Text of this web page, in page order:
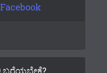
ಬರೆಯಬೇಕೆ?